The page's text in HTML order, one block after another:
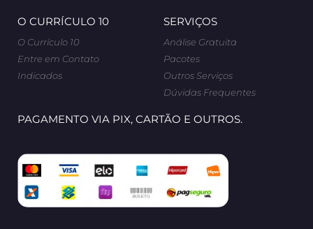
O CURRÍCULO 10
O Currículo 10
Entre em Contato
Indicados
SERVIÇOS
Análise Gratuita
Pacotes
Outros Serviços
Dúvidas Frequentes
PAGAMENTO VIA PIX, CARTÃO E OUTROS.